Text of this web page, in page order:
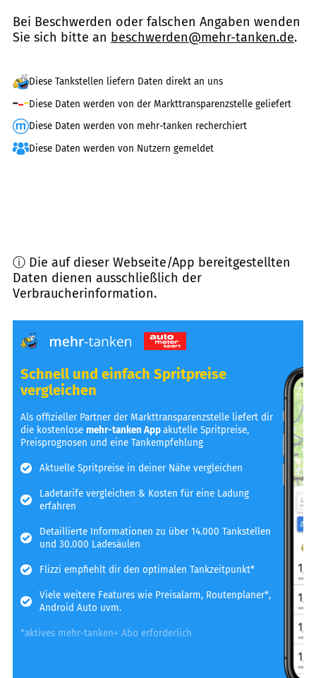
Bei Beschwerden oder falschen Angaben wenden
Sie sich bitte an beschwerden@mehr-tanken.de.
Diese Tankstellen liefern Daten direkt an uns
Diese Daten werden von der Markttransparenzstelle geliefert
Diese Daten werden von mehr-tanken recherchiert
Diese Daten werden von Nutzern gemeldet
ⓘ Die auf dieser Webseite/App bereitgestellten
Daten dienen ausschließlich der
Verbraucherinformation.
Schnell und einfach Spritpreise
vergleichen
Als offizieller Partner der Markttransparenzstelle liefert dir
die kostenlosemehr-tanken Appakutelle Spritpreise,
Preisprognosen und eine Tankempfehlung
Aktuelle Spritpreise in deiner Nähe vergleichen
Ladetarife vergleichen & Kosten für eine Ladung
erfahren
Detaillierte Informationen zu über 14.000 Tankstellen
und 30.000 Ladesäulen
Flizzi empfiehlt dir den optimalen Tankzeitpunkt*
Viele weitere Features wie Preisalarm, Routenplaner*,
Android Auto uvm.
*aktives mehr-tanken+ Abo erforderlich